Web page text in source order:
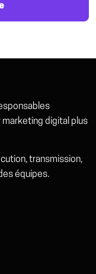
digital plus
transmission,
équipes.